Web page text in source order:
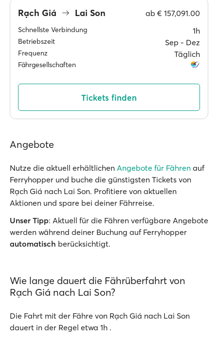
Rạch Giá Lai Son ab € 157,091.00
Schnellste Verbindung 1h
Betriebszeit Sep ‐ Dez
Frequenz Täglich
Fährgesellschaften
Tickets finden
Angebote
Nutze die aktuell erhältlichen Angebote für Fähren auf
Ferryhopper und buche die günstigsten Tickets von
Rạch Giá nach Lai Son. Profitiere von aktuellen
Aktionen und spare bei deiner Fährreise.
Unser Tipp: Aktuell für die Fähren verfügbare Angebote
werden während deiner Buchung auf Ferryhopper
automatisch berücksichtigt.
Wie lange dauert die Fährüberfahrt von
Rạch Giá nach Lai Son?
Die Fahrt mit der Fähre von Rạch Giá nach Lai Son
dauert in der Regel etwa 1h .